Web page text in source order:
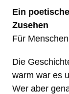
Ein
Zusehen
Für
Die
warm war es
Wer aber